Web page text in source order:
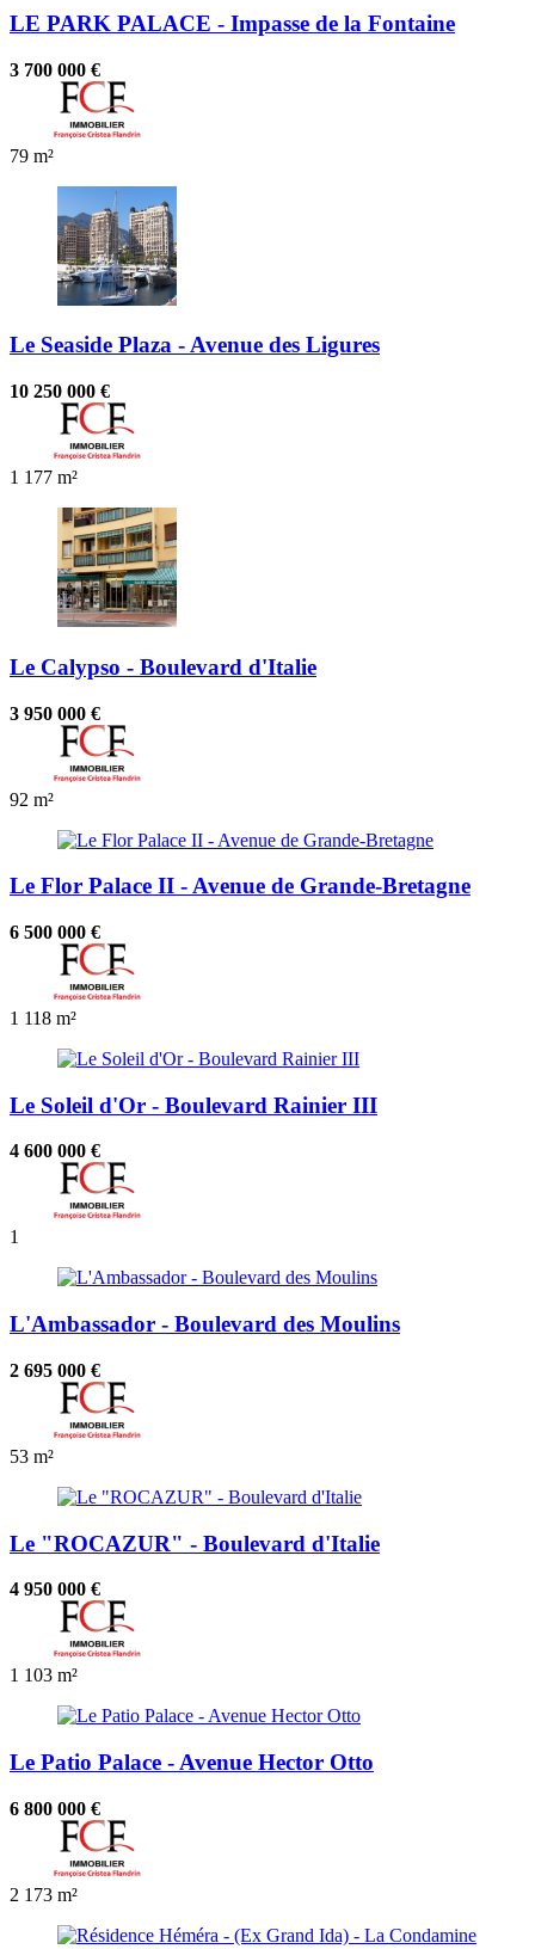
LE PARK PALACE - Impasse de la Fontaine
3 700 000 €
79 m²
Le Seaside Plaza - Avenue des Ligures
10 250 000 €
1 177 m²
Le Calypso - Boulevard d'Italie
3 950 000 €
92 m²
Le Flor Palace II - Avenue de Grande-Bretagne
6 500 000 €
1 118 m²
Le Soleil d'Or - Boulevard Rainier III
4 600 000 €
1
L'Ambassador - Boulevard des Moulins
2 695 000 €
53 m²
Le "ROCAZUR" - Boulevard d'Italie
4 950 000 €
1 103 m²
Le Patio Palace - Avenue Hector Otto
6 800 000 €
2 173 m²